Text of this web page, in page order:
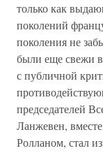
только как
поколений
поколения не
были еще свежи
с публичной
председателей
Ланжевен,
Ролланом, стал